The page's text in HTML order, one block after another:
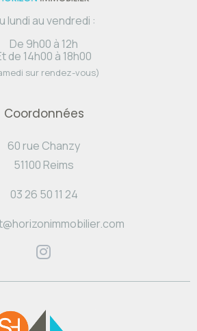
lundi au vendredi :
De 9h00 à 12h
de 14h00 à 18h00
sur rendez-vous)
Coordonnées
60 rue Chanzy
51100 Reims
03 26 50 11 24